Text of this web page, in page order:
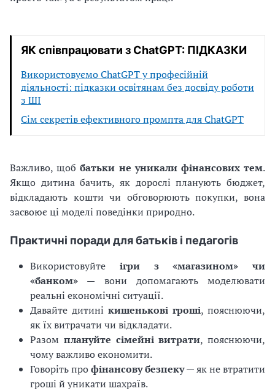
ЯК співпрацювати з ChatGPT: ПІДКАЗКИ
Використовуємо ChatGPT у професійній
діяльності: підказки освітянам без досвіду роботи
з ШІ
Сім секретів ефективного промпта для ChatGPT
Важливо, щоббатьки не уникали фінансових тем.
Якщо дитина бачить, як дорослі планують бюджет,
відкладають кошти чи обговорюють покупки, вона
засвоює ці моделі поведінки природно.
Практичні поради для батьків і педагогів
Використовуйте ігри з «магазином» чи
«банком» — вони допомагають моделювати
реальні економічні ситуації.
Давайте дитині кишенькові гроші, пояснюючи,
як їх витрачати чи відкладати.
Разом плануйте сімейні витрати, пояснюючи,
чому важливо економити.
Говоріть профінансову безпеку— як не втратити
гроші й уникати шахраїв.